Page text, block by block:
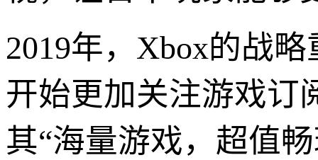
2019年，Xbox的战
开始更加关注游戏订
其“海量游戏，超值